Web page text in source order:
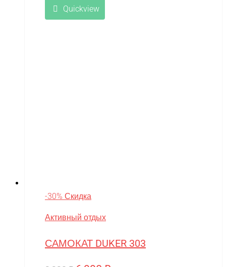
Quickview
-30% Скидка
Активный отдых
САМОКАТ DUKER 303